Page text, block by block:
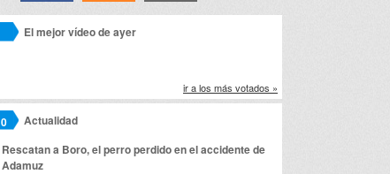
El mejor vídeo de ayer
ir a los más votados »
Actualidad
0
Rescatan a Boro, el perro perdido en el accidente de
Adamuz